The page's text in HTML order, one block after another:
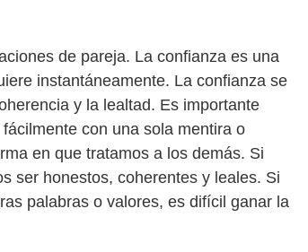
de pareja. La confianza es una
instantáneamente. La confianza se
y la lealtad. Es importante
con una sola mentira o
en que tratamos a los demás. Si
ser honestos, coherentes y leales. Si
palabras o valores, es difícil ganar la